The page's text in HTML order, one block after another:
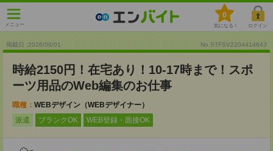
メニュー
0
気になる！ ログイン
掲載日 :2026/08/01 No.STFSV2204414643
時給2150円！在宅あり！10-17時まで！スポ
ーツ用品のWeb編集のお仕事
職種： WEBデザイン（WEBデザイナー）
派遣
ブランクOK WEB登録・面接OK